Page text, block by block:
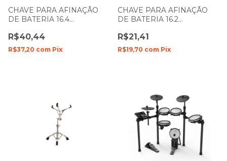
CHAVE PARA AFINAÇÃO
DE BATERIA 16.4
R$40,44
R$37,20 com Pix
CHAVE PARA AFINAÇÃO
DE BATERIA 16.2
R$21,41
R$19,70 com Pix